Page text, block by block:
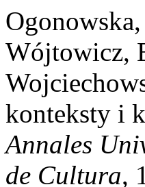
Wójtowicz,
konteksty i
Annales
de Cultura,